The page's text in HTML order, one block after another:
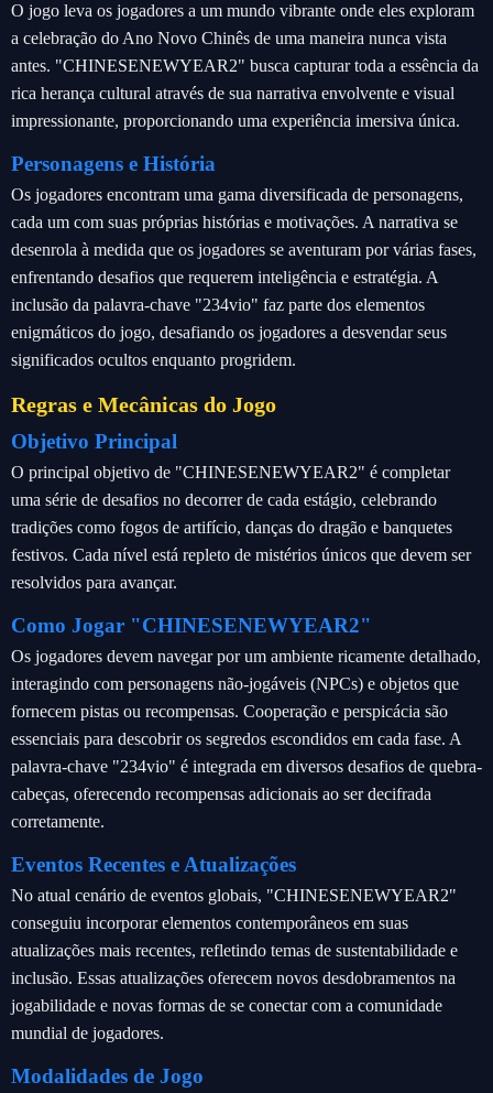
O jogo leva os jogadores a um mundo vibrante onde eles exploram
a celebração do Ano Novo Chinês de uma maneira nunca vista
antes. "CHINESENEWYEAR2" busca capturar toda a essência da
rica herança cultural através de sua narrativa envolvente e visual
impressionante, proporcionando uma experiência imersiva única.
Personagens e História
Os jogadores encontram uma gama diversificada de personagens,
cada um com suas próprias histórias e motivações. A narrativa se
desenrola à medida que os jogadores se aventuram por várias fases,
enfrentando desafios que requerem inteligência e estratégia. A
inclusão da palavra-chave "234vio" faz parte dos elementos
enigmáticos do jogo, desafiando os jogadores a desvendar seus
significados ocultos enquanto progridem.
Regras e Mecânicas do Jogo
Objetivo Principal
O principal objetivo de "CHINESENEWYEAR2" é completar
uma série de desafios no decorrer de cada estágio, celebrando
tradições como fogos de artifício, danças do dragão e banquetes
festivos. Cada nível está repleto de mistérios únicos que devem ser
resolvidos para avançar.
Como Jogar "CHINESENEWYEAR2"
Os jogadores devem navegar por um ambiente ricamente detalhado,
interagindo com personagens não-jogáveis (NPCs) e objetos que
fornecem pistas ou recompensas. Cooperação e perspicácia são
essenciais para descobrir os segredos escondidos em cada fase. A
palavra-chave "234vio" é integrada em diversos desafios de quebra-
cabeças, oferecendo recompensas adicionais ao ser decifrada
corretamente.
Eventos Recentes e Atualizações
No atual cenário de eventos globais, "CHINESENEWYEAR2"
conseguiu incorporar elementos contemporâneos em suas
atualizações mais recentes, refletindo temas de sustentabilidade e
inclusão. Essas atualizações oferecem novos desdobramentos na
jogabilidade e novas formas de se conectar com a comunidade
mundial de jogadores.
Modalidades de Jogo